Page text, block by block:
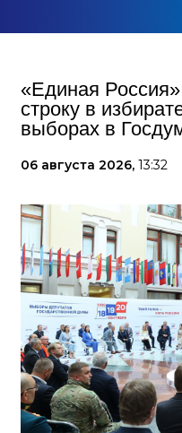
«Единая
строку в
выборах в
06 августа 2026, 13:32